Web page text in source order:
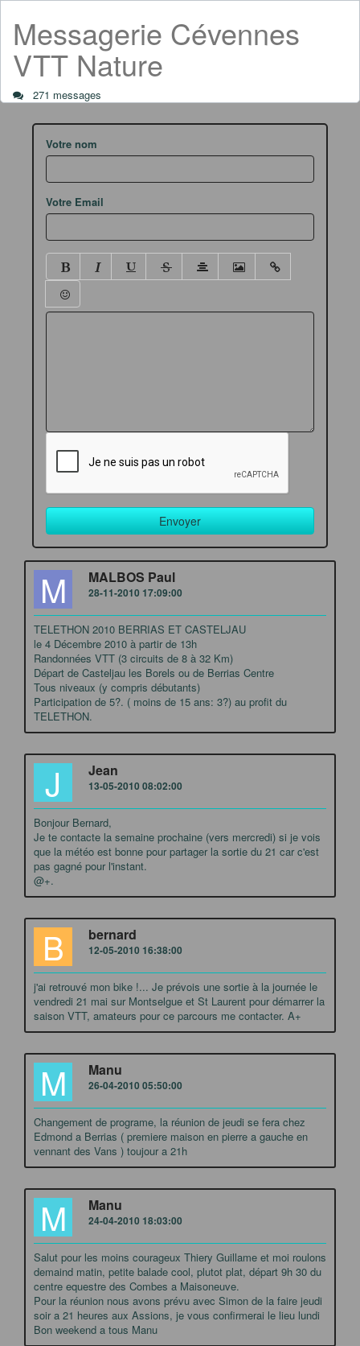
Messagerie Cévennes
VTT Nature
271 messages
Votre nom
Votre Email
M MALBOS Paul
28-11-2010 17:09:00
TELETHON 2010 BERRIAS ET CASTELJAU
le 4 Décembre 2010 à partir de 13h
Randonnées VTT (3 circuits de 8 à 32 Km)
Départ de Casteljau les Borels ou de Berrias Centre
Tous niveaux (y compris débutants)
Participation de 5?. ( moins de 15 ans: 3?) au profit du
TELETHON.
J Jean
13-05-2010 08:02:00
Bonjour Bernard,
Je te contacte la semaine prochaine (vers mercredi) si je vois
que la météo est bonne pour partager la sortie du 21 car c'est
pas gagné pour l'instant.
@+.
B bernard
12-05-2010 16:38:00
j'ai retrouvé mon bike !... Je prévois une sortie à la journée le
vendredi 21 mai sur Montselgue et St Laurent pour démarrer la
saison VTT, amateurs pour ce parcours me contacter. A+
M Manu
26-04-2010 05:50:00
Changement de programe, la réunion de jeudi se fera chez
Edmond a Berrias ( premiere maison en pierre a gauche en
vennant des Vans ) toujour a 21h
M Manu
24-04-2010 18:03:00
Salut pour les moins courageux Thiery Guillame et moi roulons
demaind matin, petite balade cool, plutot plat, départ 9h 30 du
centre equestre des Combes a Maisoneuve.
Pour la réunion nous avons prévu avec Simon de la faire jeudi
soir a 21 heures aux Assions, je vous confirmerai le lieu lundi
Bon weekend a tous Manu